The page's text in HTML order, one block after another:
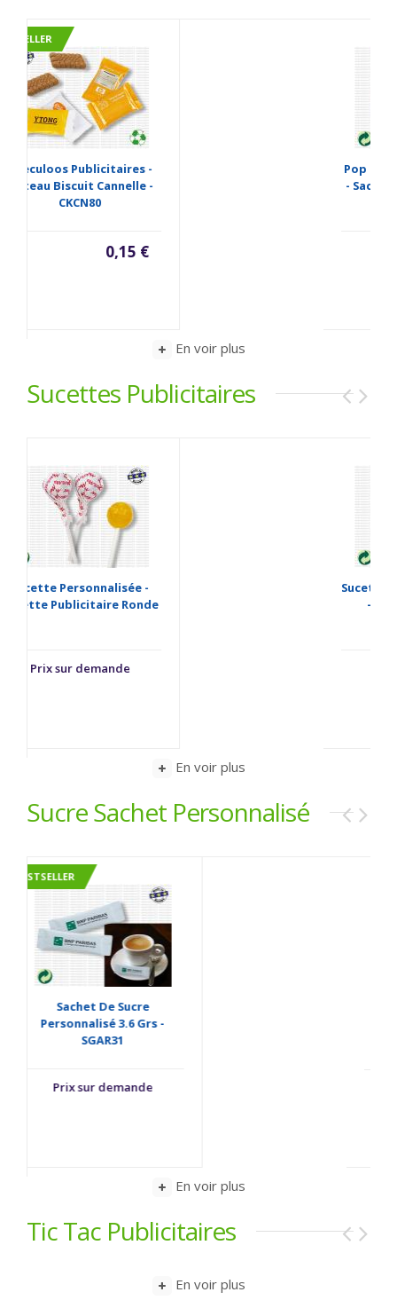
Pop Corn Publicitaire Sucré
- Sachet Pop Corn - PCCN12
Prix sur demande
En voir plus
Sucettes Publicitaires
Sucettes Publicitaires Plate
- Sucette Imprimée
Prix sur demande
En voir plus
Sucre Sachet Personnalisé
Dosette De Sucre
Publicitaire 4 Grs - BTSG40
Prix sur demande
En voir plus
Tic Tac Publicitaires
En voir plus